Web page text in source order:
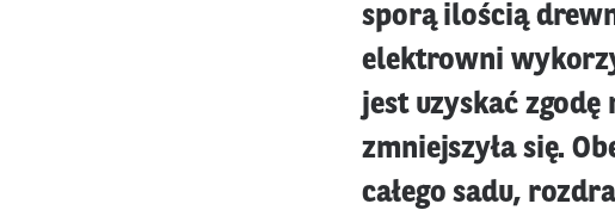
sporą ilością
elektrowni
jest uzyskać
zmniejszyła się.
całego sadu,